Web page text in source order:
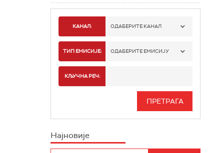
КАНАЛ: ОДАБЕРИТЕ КАНАЛ
РАДИО БЕОГРАД 1
РАДИО БЕОГРАД 3
ТИП ЕМИСИЈЕ: ОДАБЕРИТЕ ЕМИСИЈУ
ИНФО
КЉУЧНА РЕЧ:
Најновије